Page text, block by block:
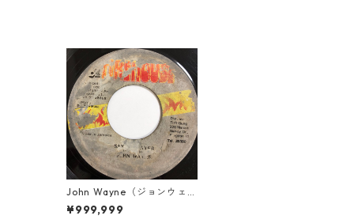
John Wayne（ジョンウェイ
ン） - Say A Prayer 【7-2
0018】
¥999,999